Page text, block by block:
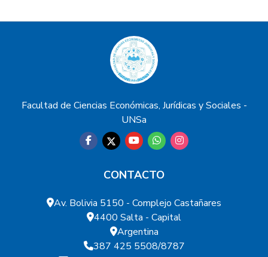
Facultad de Ciencias Económicas, Jurídicas y Sociales -
UNSa
CONTACTO
Av. Bolivia 5150 - Complejo Castañares
4400 Salta - Capital
Argentina
387 425 5508/8787